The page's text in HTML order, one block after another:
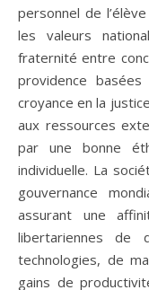
personnel de
les valeurs
fraternité entre
providence
croyance en la
aux ressources
par une bonne
individuelle. La
gouvernance
assurant une
libertariennes de
technologies, de
gains de